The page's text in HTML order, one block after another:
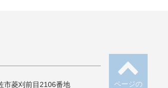
ページの
菱刈前目2106番地